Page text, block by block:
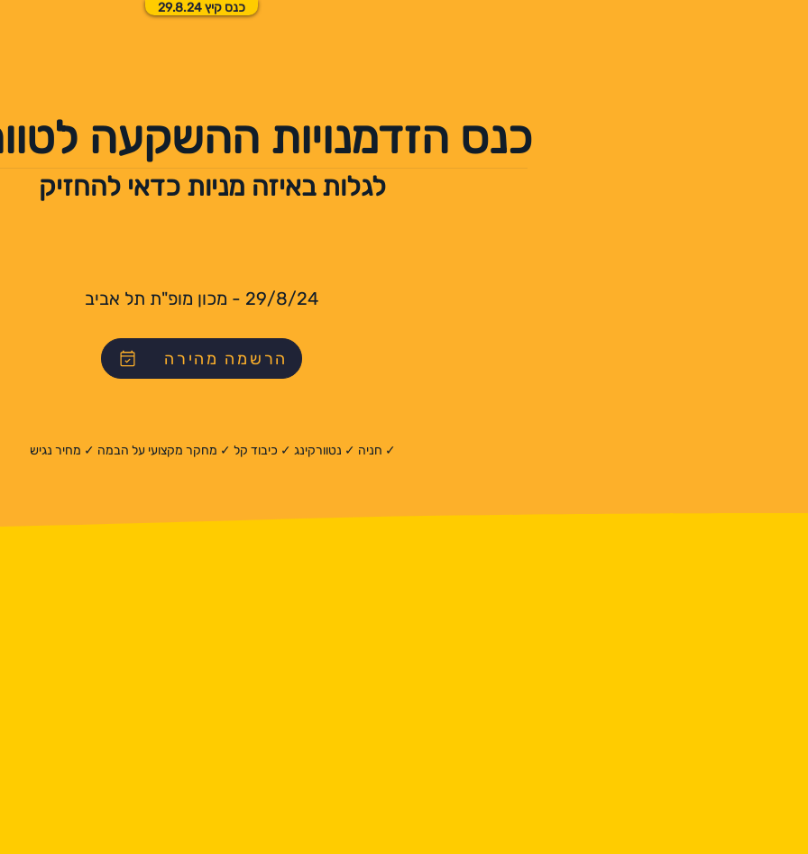
כנס קיץ 29.8.24
כנס הזדמנויות ההשקעה
לגלות באיזה מניות כדאי להחזיק
הרשמה מהירה
29/8/24 - מכון מופ"ת תל אביב
✓ חניה ✓ נטוורקינג ✓ כיבוד קל ✓ מחקר מקצועי על הבמה ✓ מחיר נגיש